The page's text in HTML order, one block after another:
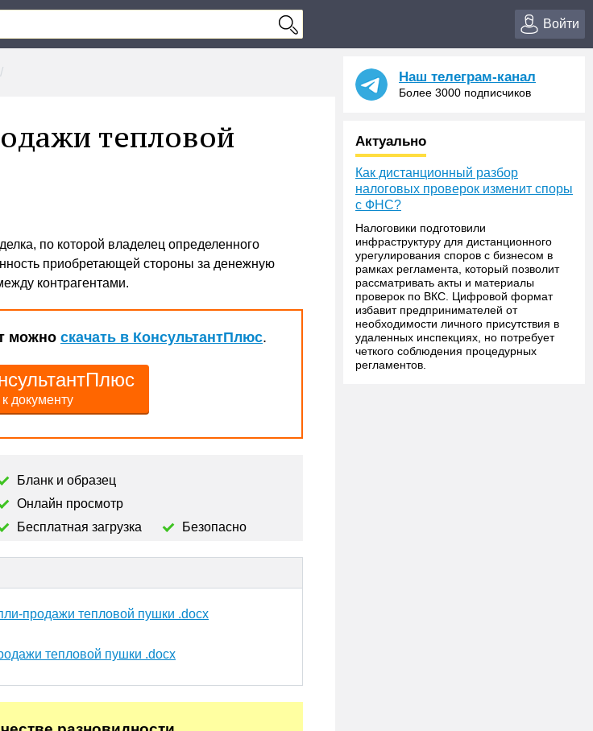
Войти
тепловой
по которой владелец определенного
приобретающей стороны за денежную
контрагентами.
можно скачать в КонсультантПлюс.
документу
Бланк и образец
Онлайн просмотр
Бесплатная загрузка
Безопасно
продажи тепловой пушки .docx
тепловой пушки .docx
Наш телеграм-канал
Более 3000 подписчиков
Актуально
Как дистанционный разбор
налоговых проверок изменит споры
с ФНС?
Налоговики подготовили
инфраструктуру для дистанционного
урегулирования споров с бизнесом в
рамках регламента, который позволит
рассматривать акты и материалы
проверок по ВКС. Цифровой формат
избавит предпринимателей от
необходимости личного присутствия в
удаленных инспекциях, но потребует
четкого соблюдения процедурных
регламентов.